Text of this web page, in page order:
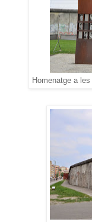
Homenatge a